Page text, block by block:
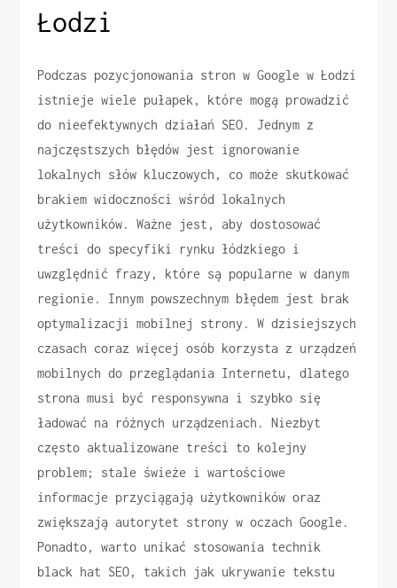
Łodzi
Podczas pozycjonowania stron w Google w Łodzi
istnieje wiele pułapek, które mogą prowadzić
do nieefektywnych działań SEO. Jednym z
najczęstszych błędów jest ignorowanie
lokalnych słów kluczowych, co może skutkować
brakiem widoczności wśród lokalnych
użytkowników. Ważne jest, aby dostosować
treści do specyfiki rynku łódzkiego i
uwzględnić frazy, które są popularne w danym
regionie. Innym powszechnym błędem jest brak
optymalizacji mobilnej strony. W dzisiejszych
czasach coraz więcej osób korzysta z urządzeń
mobilnych do przeglądania Internetu, dlatego
strona musi być responsywna i szybko się
ładować na różnych urządzeniach. Niezbyt
często aktualizowane treści to kolejny
problem; stale świeże i wartościowe
informacje przyciągają użytkowników oraz
zwiększają autorytet strony w oczach Google.
Ponadto, warto unikać stosowania technik
black hat SEO, takich jak ukrywanie tekstu